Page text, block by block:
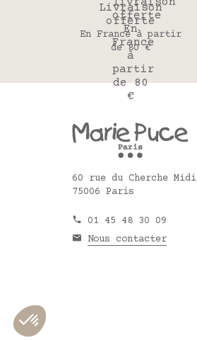
Livraison
offerte
En France à partir
de 80 €
60 rue du Cherche Midi
75006 Paris
01 45 48 30 09
Nous contacter